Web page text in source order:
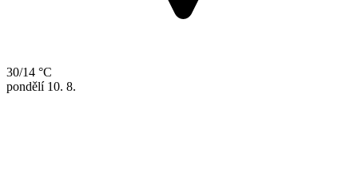
30/14 °C
pondělí 10. 8.